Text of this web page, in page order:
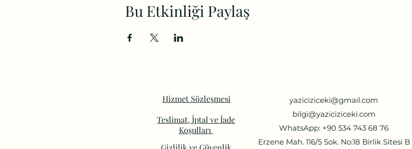
Bu Etkinliği Paylaş
Hizmet Sözleşmesi
Teslimat, İptal ve İade
Koşulları
yaziciziceki@gmail.com
bilgi@yaziciziceki.com
WhatsApp: +90 534 743 68 76
Erzene Mah. 116/5 Sok. No:18 Birlik Sitesi B